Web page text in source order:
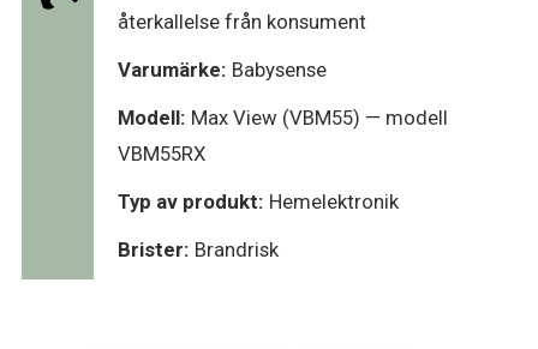
återkallelse från konsument
Varumärke: Babysense
Modell: Max View (VBM55) — modell
VBM55RX
Typ av produkt: Hemelektronik
Brister: Brandrisk